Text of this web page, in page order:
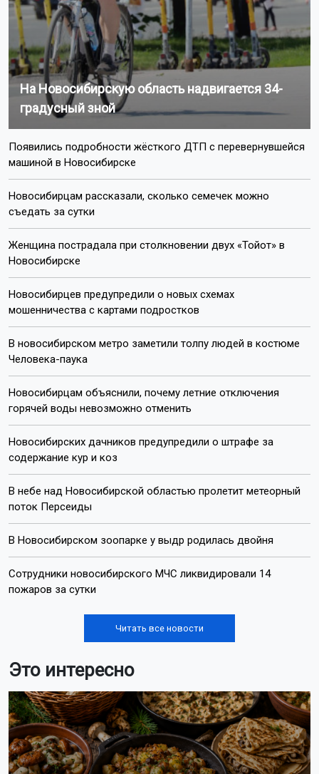
На Новосибирскую область надвигается 34-
градусный зной
Появились подробности жёсткого ДТП с перевернувшейся
машиной в Новосибирске
Новосибирцам рассказали, сколько семечек можно
съедать за сутки
Женщина пострадала при столкновении двух «Тойот» в
Новосибирске
Новосибирцев предупредили о новых схемах
мошенничества с картами подростков
В новосибирском метро заметили толпу людей в костюме
Человека-паука
Новосибирцам объяснили, почему летние отключения
горячей воды невозможно отменить
Новосибирских дачников предупредили о штрафе за
содержание кур и коз
В небе над Новосибирской областью пролетит метеорный
поток Персеиды
В Новосибирском зоопарке у выдр родилась двойня
Сотрудники новосибирского МЧС ликвидировали 14
пожаров за сутки
Читать все новости
Это интересно